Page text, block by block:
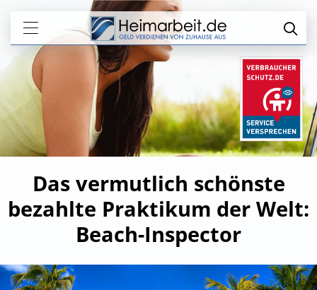
Das vermutlich schönste
bezahlte Praktikum der Welt:
Beach-Inspector